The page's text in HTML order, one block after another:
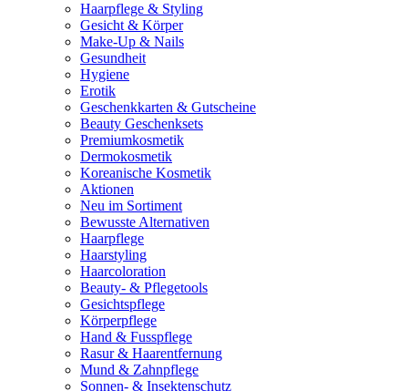
Haarpflege & Styling
Gesicht & Körper
Make-Up & Nails
Gesundheit
Hygiene
Erotik
Geschenkkarten & Gutscheine
Beauty Geschenksets
Premiumkosmetik
Dermokosmetik
Koreanische Kosmetik
Aktionen
Neu im Sortiment
Bewusste Alternativen
Haarpflege
Haarstyling
Haarcoloration
Beauty- & Pflegetools
Gesichtspflege
Körperpflege
Hand & Fusspflege
Rasur & Haarentfernung
Mund & Zahnpflege
Sonnen- & Insektenschutz